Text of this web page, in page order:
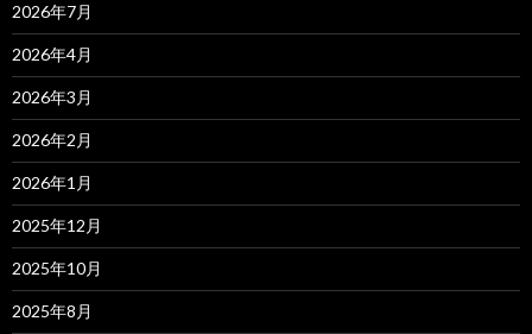
2026年7月
2026年4月
2026年3月
2026年2月
2026年1月
2025年12月
2025年10月
2025年8月